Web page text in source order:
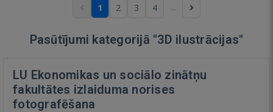
1 2 3 4 ...
Pasūtījumi kategorijā "3D ilustrācijas"
LU Ekonomikas un sociālo zinātņu
fakultātes izlaiduma norises
fotografēšana